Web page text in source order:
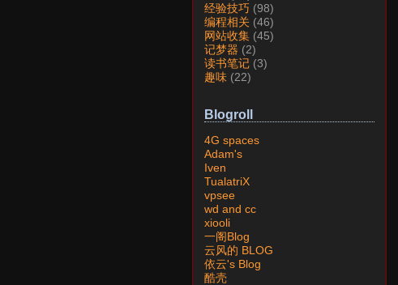
经验技巧 (98)
编程相关 (46)
网站收集 (45)
记梦器 (2)
读书笔记 (3)
趣味 (22)
Blogroll
4G spaces
Adam's
Iven
TualatriX
vpsee
wd and cc
xiooli
一阁Blog
云风的 BLOG
依云's Blog
酷壳